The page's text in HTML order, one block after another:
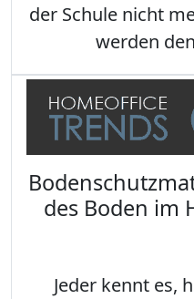
der Schule nicht
werden
des Boden im
Jeder kennt es,